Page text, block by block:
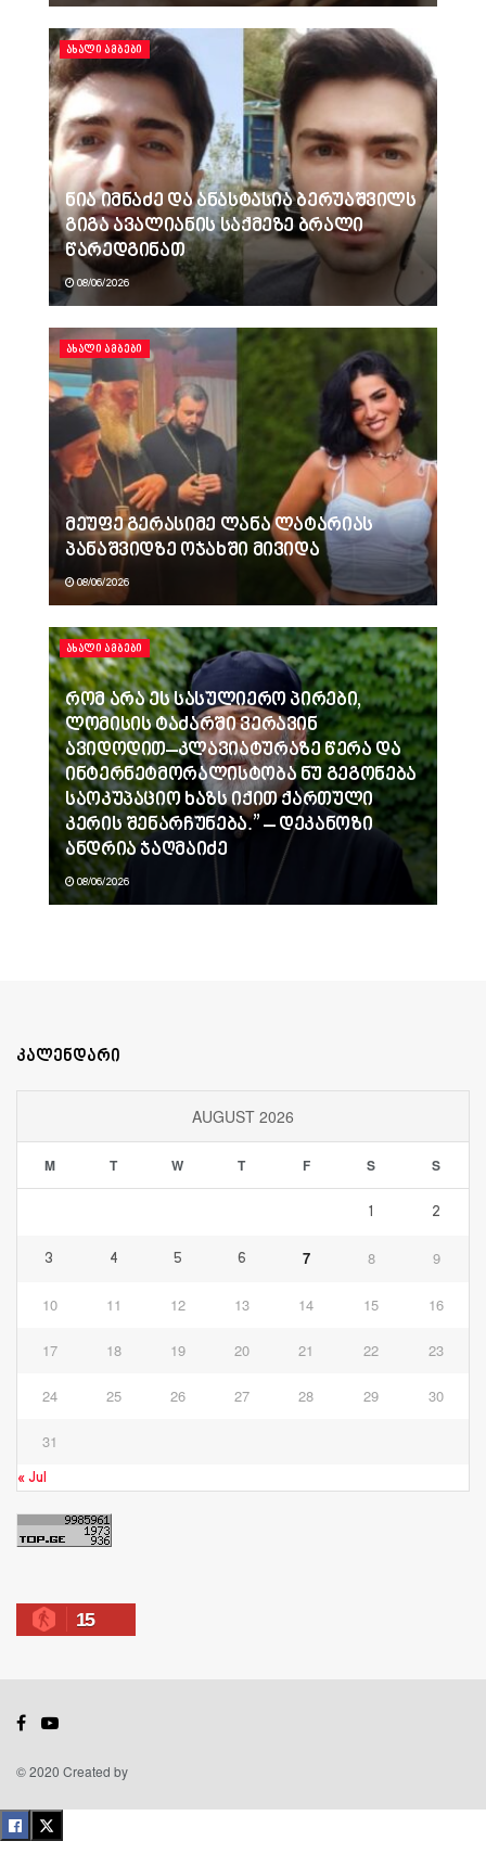
ᲐᲮᲐᲚᲘ ᲐᲛᲑᲔᲑᲘ
ნია იმნაძე და ანასტასია ბერუაშვილს
გიგა ავალიანის საქმეზე ბრალი
წარედგინათ
08/06/2026
ᲐᲮᲐᲚᲘ ᲐᲛᲑᲔᲑᲘ
მეუფე გერასიმე ლანა ლატარიას
პანაშვიდზე ოჯახში მივიდა
08/06/2026
ᲐᲮᲐᲚᲘ ᲐᲛᲑᲔᲑᲘ
რომ არა ეს სასულიერო პირები,
ლომისის ტაძარში ვერავინ
ავიდოდით–კლავიატურაზე წერა და
ინტერნეტმორალისტობა ნუ გეგონება
საოკუპაციო ხაზს იქით ქართული
კერის შენარჩუნება.” – დეკანოზი
ანდრია ჯაღმაიძე
08/06/2026
კალენდარი
AUGUST 2026
M T W T F S S
1 2
3 4 5 6 7 8 9
10 11 12 13 14 15 16
17 18 19 20 21 22 23
24 25 26 27 28 29 30
31
« Jul
15
© 2020 Created by